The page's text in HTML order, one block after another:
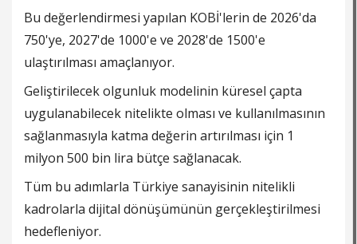
Bu değerlendirmesi yapılan KOBİ'lerin de 2026'da
750'ye, 2027'de 1000'e ve 2028'de 1500'e
ulaştırılması amaçlanıyor.
Geliştirilecek olgunluk modelinin küresel çapta
uygulanabilecek nitelikte olması ve kullanılmasının
sağlanmasıyla katma değerin artırılması için 1
milyon 500 bin lira bütçe sağlanacak.
Tüm bu adımlarla Türkiye sanayisinin nitelikli
kadrolarla dijital dönüşümünün gerçekleştirilmesi
hedefleniyor.